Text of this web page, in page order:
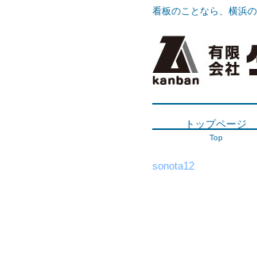
看板のことなら、横浜
トップページ
Top
sonota12